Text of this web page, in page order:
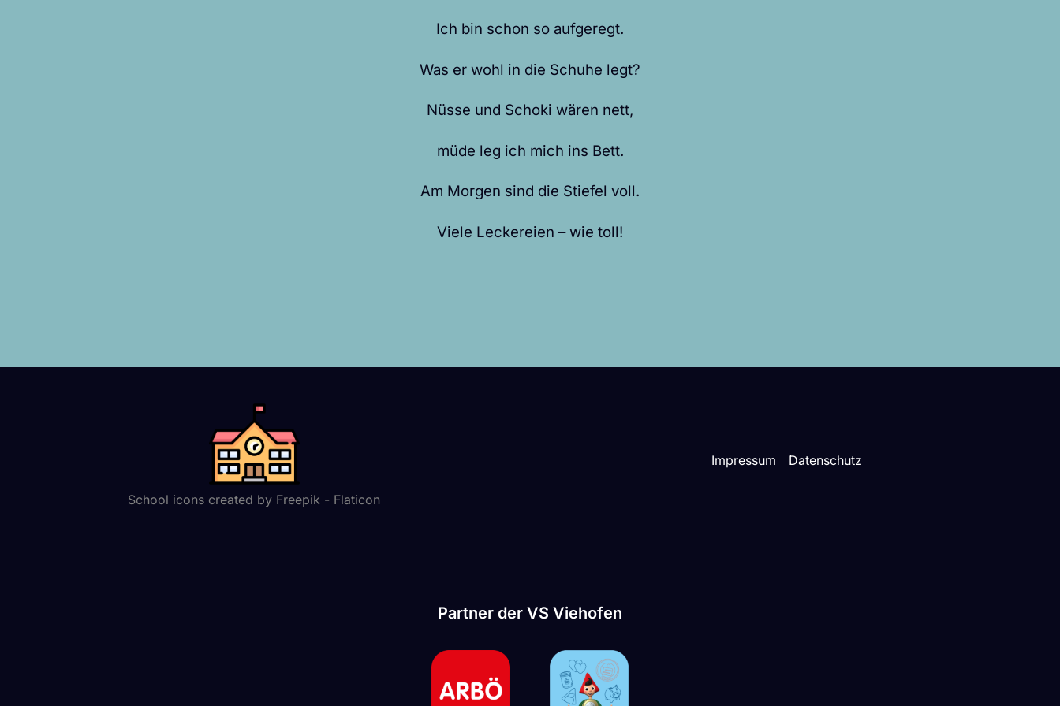
Ich bin schon so aufgeregt.
Was er wohl in die Schuhe legt?
Nüsse und Schoki wären nett,
müde leg ich mich ins Bett.
Am Morgen sind die Stiefel voll.
Viele Leckereien – wie toll!
School icons created by Freepik - Flaticon
Impressum Datenschutz
Partner der VS Viehofen